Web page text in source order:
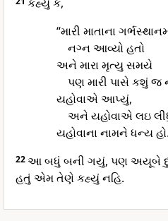
“મારી માતાના
નગ્ન આવ્યો હતો
અને મારા મૃત્યુ સમયે
પણ મારી પાસે કશું જ
યહોવાએ આપ્યું,
અને યહોવાએ લઇ
યહોવાના નામને ધન્ય
22આ બધું બની ગયું, પણ અયૂબે
હતું એમ તેણે કહ્યું નહિ.